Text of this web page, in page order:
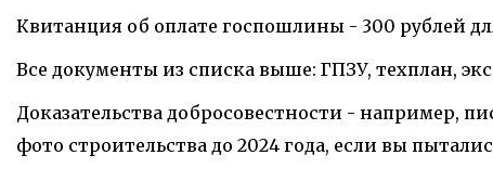
Квитанция об оплате госпошлины - 300 рублей
Все документы из списка выше: ГПЗУ, техплан,
Доказательства добросовестности - например,
фото строительства до 2024 года, если вы